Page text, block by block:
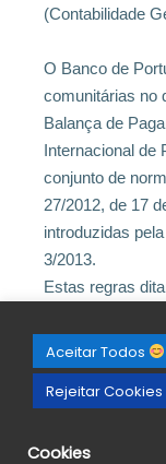
(Contabilidade
O Banco de
comunitárias no
Balança de
Internacional de
conjunto de
27/2012, de 17
introduzidas
3/2013.
Estas regras
transações e
volume de
100 000 euros
operações e
Aceitar Todos
Rejeitar
Cookies